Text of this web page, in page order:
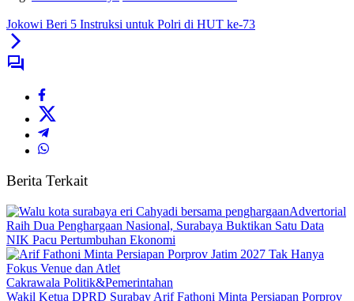
Jokowi Beri 5 Instruksi untuk Polri di HUT ke-73
Berita Terkait
Advertorial
Raih Dua Penghargaan Nasional, Surabaya Buktikan Satu Data
NIK Pacu Pertumbuhan Ekonomi
Cakrawala Politik&Pemerintahan
Wakil Ketua DPRD Surabay Arif Fathoni Minta Persiapan Porprov